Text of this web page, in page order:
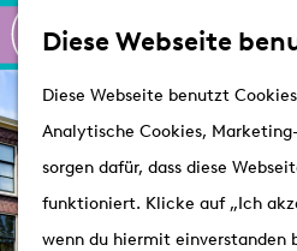
Diese Webseite
Diese Webseite benutzt
Analytische Cookies,
sorgen dafür, dass diese
funktioniert. Klicke auf „Ich
wenn du hiermit einverstanden
e
h
e
n
K
r
t
e
S
c
h
e
n
e